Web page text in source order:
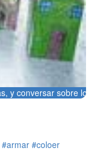
y conversar sobre
#armar #coloer